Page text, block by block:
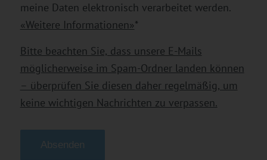
meine Daten elektronisch verarbeitet werden.
«Weitere Informationen»*
Bitte beachten Sie, dass unsere E-Mails
möglicherweise im Spam-Ordner landen können
– überprüfen Sie diesen daher regelmäßig, um
keine wichtigen Nachrichten zu verpassen.